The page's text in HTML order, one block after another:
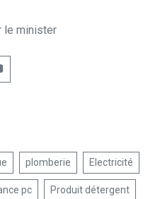
le minister
plomberie Electricité
pc Produit détergent